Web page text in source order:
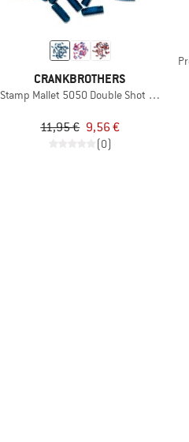
CRANKBROTHERS
Stamp Mallet 5050 Double Shot 3 Pin Kit
11,95 € 9,56 €
(0)